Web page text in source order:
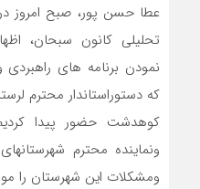
عطا حسن پور، صبح امروز در
تحلیلی کانون سبحان،
نمودن برنامه های
که دستوراستاندار محترم
کوهدشت حضور پیدا
ونماینده محترم
ومشکلات این شهرستان را